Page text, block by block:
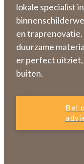
lokale specialist
en
duurzame
er perfect uitziet,
buiten.
Bel